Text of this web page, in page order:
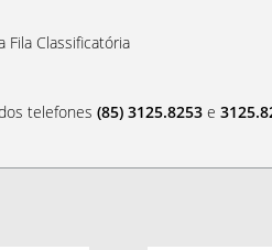
Classificatória
telefones (85) 3125.8253 e